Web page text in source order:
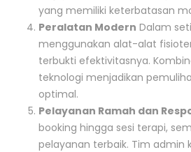
yang memiliki keterbatasan
Peralatan Modern Dalam
menggunakan alat-alat
terbukti efektivitasnya.
teknologi menjadikan
optimal.
Pelayanan Ramah dan
booking hingga sesi terapi,
pelayanan terbaik. Tim admin